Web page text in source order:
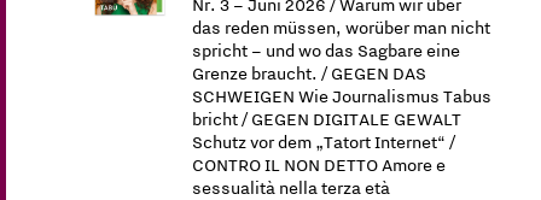
das reden müssen, worüber man nicht
spricht – und wo das Sagbare eine
Grenze braucht. / GEGEN DAS
SCHWEIGEN Wie Journalismus Tabus
bricht / GEGEN DIGITALE GEWALT
Schutz vor dem „Tatort Internet“ /
CONTRO IL NON DETTO Amore e
sessualità nella terza età